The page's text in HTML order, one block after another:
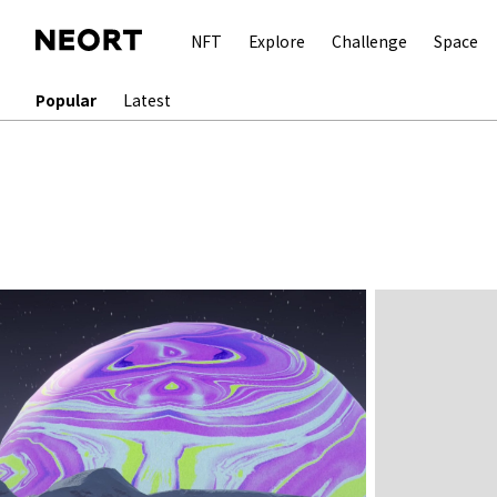
NFT Explore Challenge Space
Popular Latest